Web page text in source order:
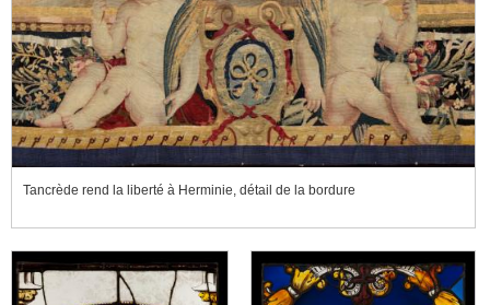
Tancrède rend la liberté à Herminie, détail de la bordure